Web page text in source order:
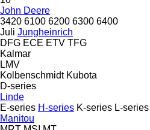
John Deere
3420 6100 6200 6300 6400
Juli Jungheinrich
DFG ECE ETV TFG
Kalmar
LMV
Kolbenschmidt Kubota
D-series
Linde
E-series H-series K-series L-series
Manitou